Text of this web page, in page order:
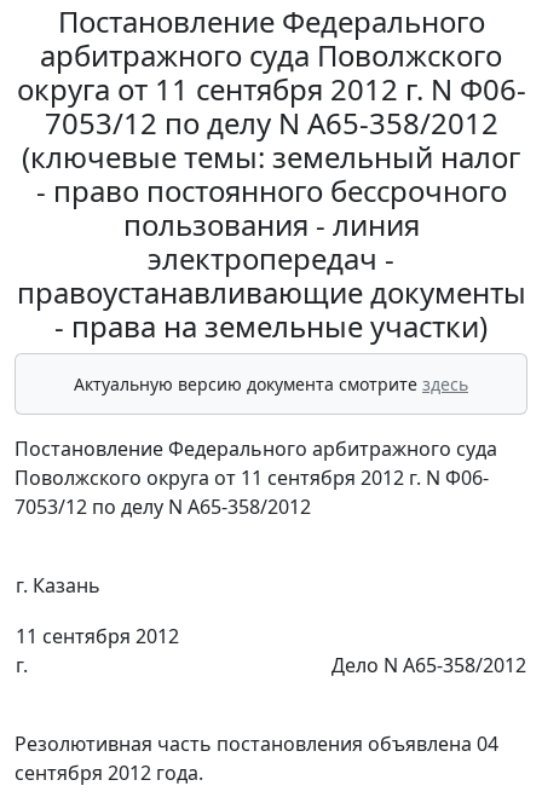
Постановление Федерального
арбитражного суда Поволжского
округа от 11 сентября 2012 г. N Ф06-
7053/12 по делу N А65-358/2012
(ключевые темы: земельный налог
- право постоянного бессрочного
пользования - линия
электропередач -
правоустанавливающие документы
- права на земельные участки)
Актуальную версию документа смотрите здесь
Постановление Федерального арбитражного суда
Поволжского округа от 11 сентября 2012 г. N Ф06-
7053/12 по делу N А65-358/2012
г. Казань
11 сентября 2012
г.
Дело N А65-358/2012
Резолютивная часть постановления объявлена 04
сентября 2012 года.